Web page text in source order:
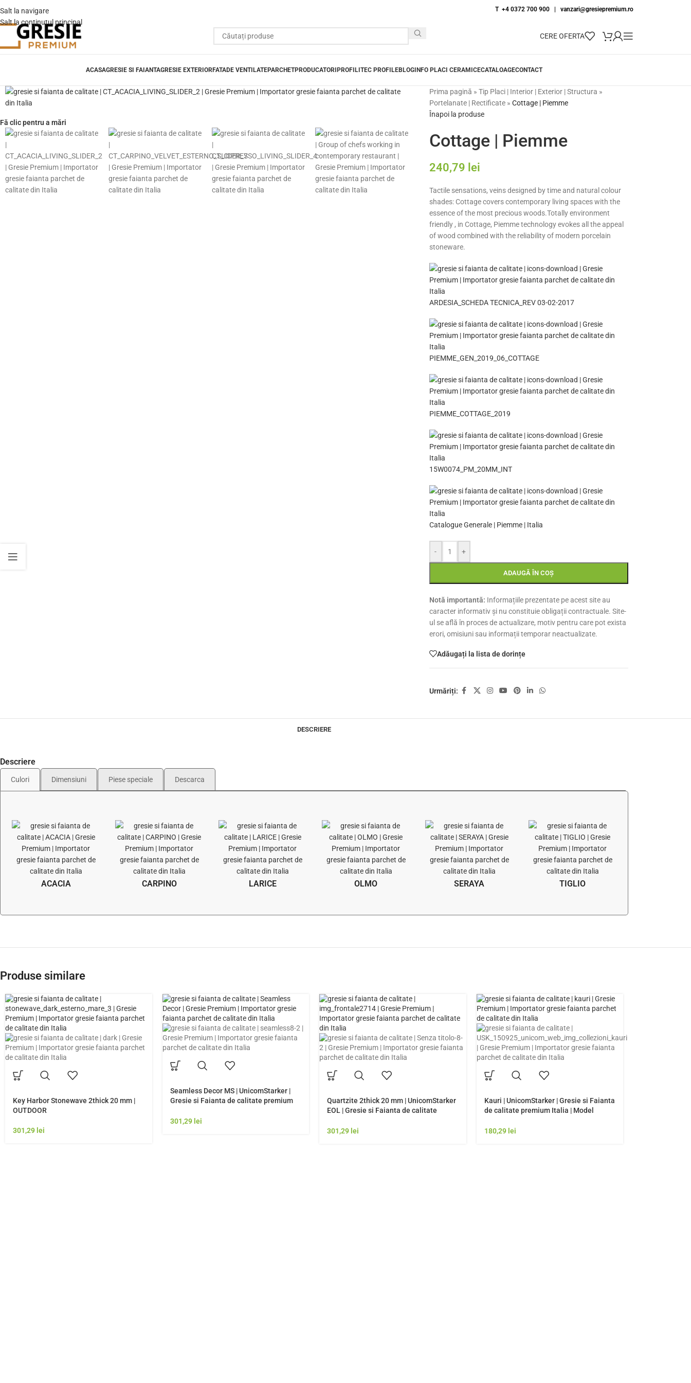
Salt la navigare
Salt la conținutul principal
T +4 0372 700 900 | vanzari@gresiepremium.ro
CERE OFERTA
ACASAGRESIE SI FAIANTAGRESIE EXTERIORFATADE VENTILATEPARCHETPRODUCATORI PROFILITEC PROFILEBLOG INFO PLACI CERAMICECATALOAGECONTACT
Fă clic pentru a mări
Prima pagină » Tip Placi | Interior | Exterior | Structura »
Portelanate | Rectificate » Cottage | Piemme
Înapoi la produse
Cottage | Piemme
240,79 lei
Tactile sensations, veins designed by time and natural colour
shades: Cottage covers contemporary living spaces with the
essence of the most precious woods.Totally environment
friendly , in Cottage, Piemme technology evokes all the appeal
of wood combined with the reliability of modern porcelain
stoneware.
ARDESIA_SCHEDA TECNICA_REV 03-02-2017
PIEMME_GEN_2019_06_COTTAGE
PIEMME_COTTAGE_2019
15W0074_PM_20MM_INT
Catalogue Generale | Piemme | Italia
- +
ADAUGĂ ÎN COȘ
Notă importantă: Informațiile prezentate pe acest site au
caracter informativ și nu constituie obligații contractuale. Site-
ul se află în proces de actualizare, motiv pentru care pot exista
erori, omisiuni sau informații temporar neactualizate.
Adăugați la lista de dorințe
Urmăriți:
DESCRIERE
Descriere
Culori Dimensiuni Piese speciale Descarca
ACACIA CARPINO LARICE OLMO SERAYA TIGLIO
Produse similare
Key Harbor Stonewave 2thick 20 mm |
OUTDOOR
301,29 lei
Seamless Decor MS | UnicomStarker |
Gresie si Faianta de calitate premium
301,29 lei
Quartzite 2thick 20 mm | UnicomStarker
EOL | Gresie si Faianta de calitate
Rezistenta Exterior
301,29 lei
Kauri | UnicomStarker | Gresie si Faianta
de calitate premium Italia | Model
180,29 lei